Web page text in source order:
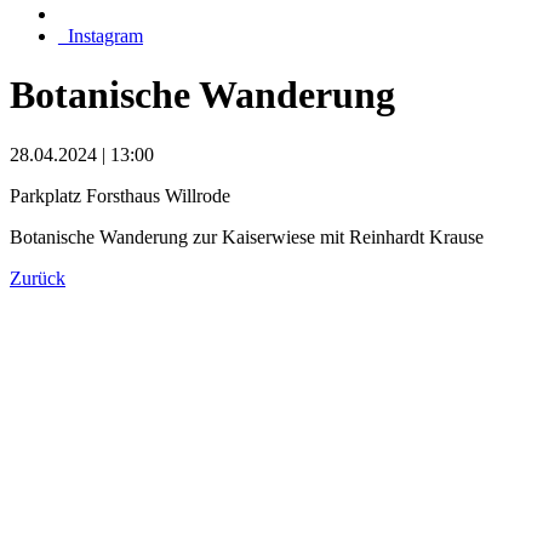
_Instagram
Botanische Wanderung
28.04.2024 | 13:00
Parkplatz Forsthaus Willrode
Botanische Wanderung zur Kaiserwiese mit Reinhardt Krause
Zurück